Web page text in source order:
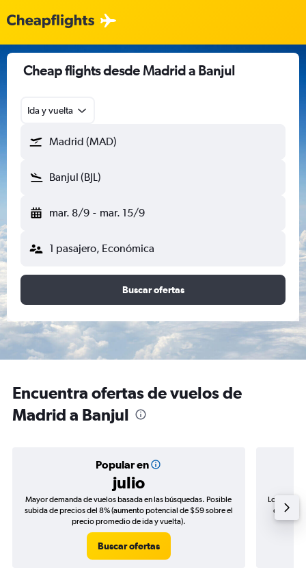
Cheap flights desde Madrid a Banjul
Ida y vuelta
Madrid (MAD)
Banjul (BJL)
mar. 8/9 - mar. 15/9
1 pasajero, Económica
Buscar ofertas
Encuentra ofertas de vuelos de
Madrid a Banjul
Popular en
julio
Mayor demanda de vuelos basada en las búsquedas. Posible
subida de precios del 8% (aumento potencial de $59 sobre el
precio promedio de ida y vuelta).
Buscar ofertas
Los
de